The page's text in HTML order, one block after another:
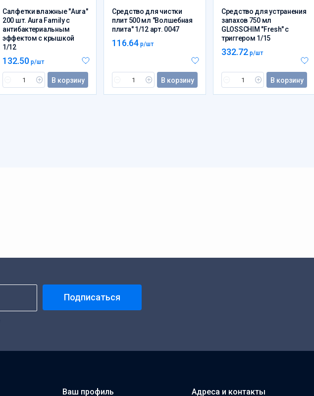
Салфетки влажные "Aura"
200 шт. Aura Family с
антибактериальным
эффектом с крышкой
1/12
132.50 р/шт
В корзину
Средство для чистки
плит 500 мл "Волшебная
плита" 1/12 арт. 0047
116.64 р/шт
В корзину
Средство для устранения
запахов 750 мл
GLOSSCHIM "Fresh" с
триггером 1/15
332.72 р/шт
В корзину
Подписаться
Ваш профиль Адреса и контакты